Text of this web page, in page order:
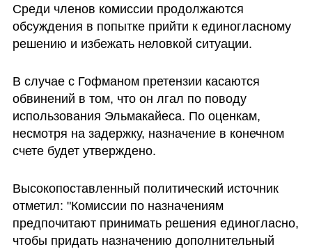
Среди членов комиссии продолжаются
обсуждения в попытке прийти к единогласному
решению и избежать неловкой ситуации.
В случае с Гофманом претензии касаются
обвинений в том, что он лгал по поводу
использования Эльмакайеса. По оценкам,
несмотря на задержку, назначение в конечном
счете будет утверждено.
Высокопоставленный политический источник
отметил: "Комиссии по назначениям
предпочитают принимать решения единогласно,
чтобы придать назначению дополнительный